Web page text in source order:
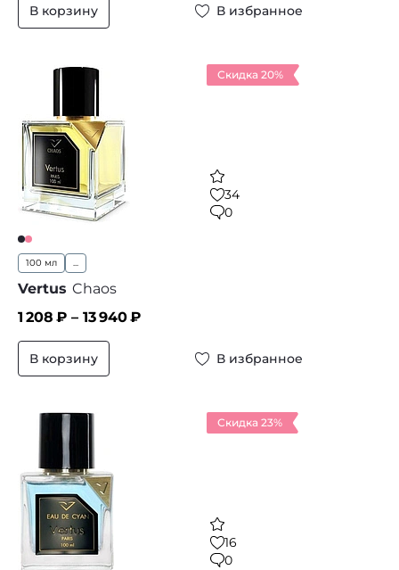
В корзину В избранное
Скидка 20%
34
0
100 мл ...
Vertus Chaos
1 208 ₽ – 13 940₽
В корзину В избранное
Скидка 23%
16
0